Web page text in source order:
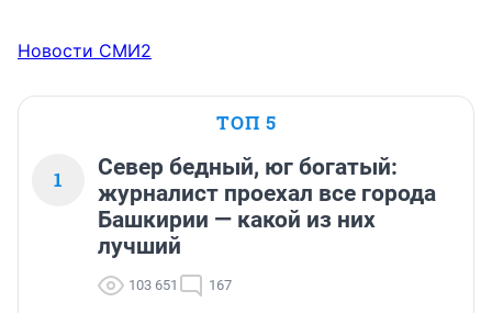
Новости СМИ2
ТОП 5
1
Север бедный, юг богатый:
журналист проехал все города
Башкирии — какой из них
лучший
103 651 167